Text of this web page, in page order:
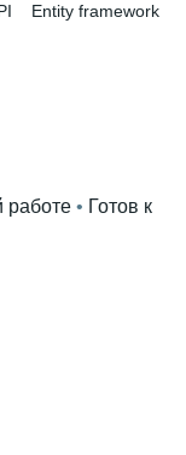
Entity framework
работе • Готов к